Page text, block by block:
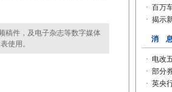
件，及电子杂志等数字媒体
使用。